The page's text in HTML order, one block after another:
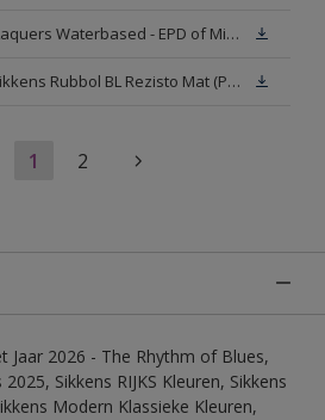
Sikkens Interior Laquers Waterbased - EPD of Milieuproductverklaring
Voedingsattest Sikkens Rubbol BL Rezisto Mat (PDF)
1 2
Jaar 2026 - The Rhythm of Blues,
Sikkens RIJKS Kleuren, Sikkens
Modern Klassieke Kleuren,